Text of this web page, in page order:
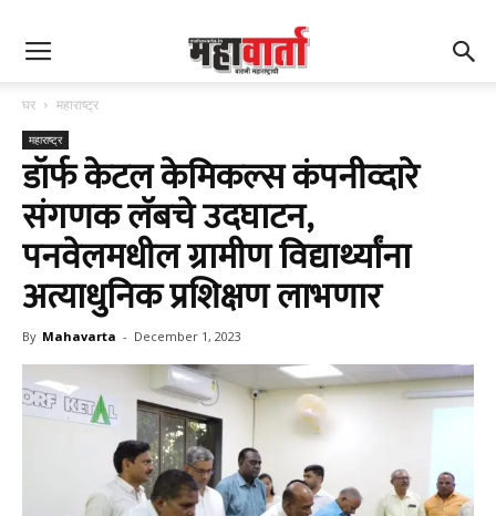
घर महाराष्ट्र
महाराष्ट्र
डॉर्फ केटल केमिकल्स कंपनीव्दारे
संगणक लॅबचे उदघाटन,
पनवेलमधील ग्रामीण विद्यार्थ्यांना
अत्याधुनिक प्रशिक्षण लाभणार
By Mahavarta - December 1, 2023